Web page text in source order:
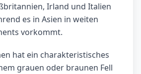
Irland und Italien
es in Asien in weiten
vorkommt.
hat ein charakteristisches
grauen oder braunen Fell